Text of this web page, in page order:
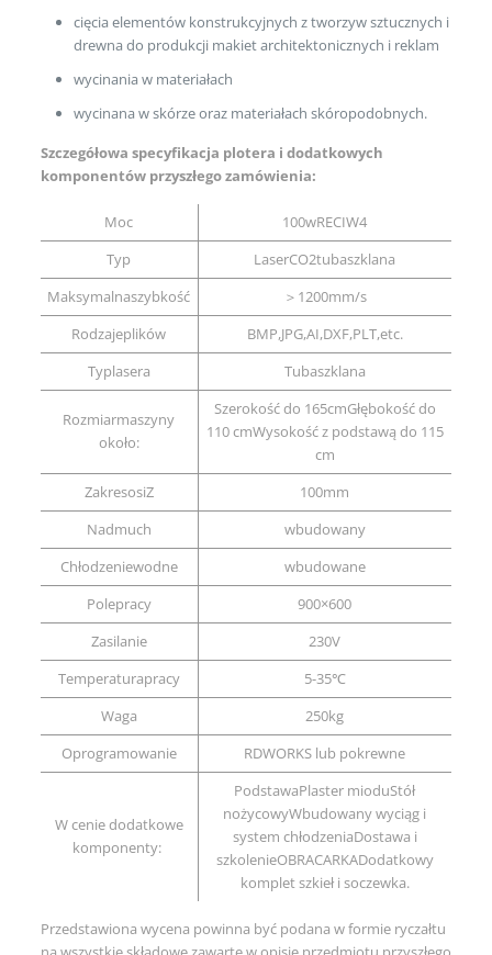
cięcia elementów konstrukcyjnych z tworzyw sztucznych i
drewna do produkcji makiet architektonicznych i reklam
wycinania w materiałach
wycinana w skórze oraz materiałach skóropodobnych.
Szczegółowa specyfikacja plotera i dodatkowych
komponentów przyszłego zamówienia:
Moc
100wRECIW4
Typ
LaserCO2tubaszklana
Maksymalnaszybkość
＞1200mm/s
Rodzajeplików
BMP,JPG,AI,DXF,PLT,etc.
Typlasera
Tubaszklana
Rozmiarmaszyny
około:
Szerokość do 165cmGłębokość do
110 cmWysokość z podstawą do 115
cm
ZakresosiZ
100mm
Nadmuch
wbudowany
Chłodzeniewodne
wbudowane
Polepracy
900×600
Zasilanie
230V
Temperaturapracy
5-35℃
Waga
250kg
Oprogramowanie
RDWORKS lub pokrewne
W cenie dodatkowe
komponenty:
PodstawaPlaster mioduStół
nożycowyWbudowany wyciąg i
system chłodzeniaDostawa i
szkolenieOBRACARKADodatkowy
komplet szkieł i soczewka.
Przedstawiona wycena powinna być podana w formie ryczałtu